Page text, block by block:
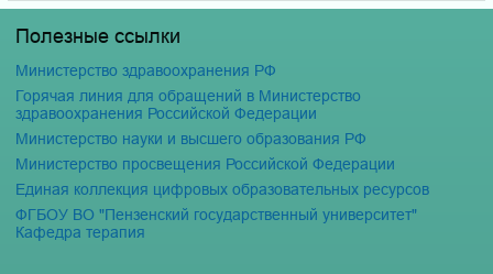
Полезные ссылки
Министерство здравоохранения РФ
Горячая линия для обращений в Министерство
здравоохранения Российской Федерации
Министерство науки и высшего образования РФ
Министерство просвещения Российской Федерации
Единая коллекция цифровых образовательных ресурсов
ФГБОУ ВО "Пензенский государственный университет"
Кафедра терапия